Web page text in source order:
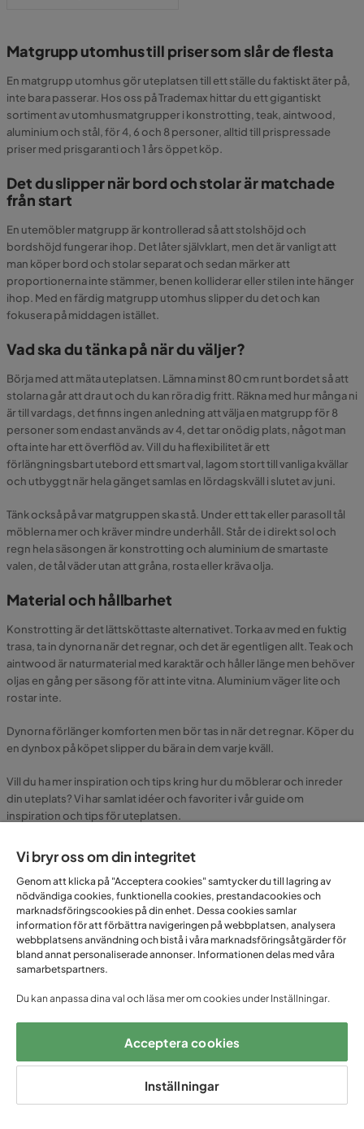
Matgrupp utomhus till priser som slår de flesta
En matgrupp utomhus gör uteplatsen till ett ställe du faktiskt äter på,
inte bara passerar. Hos oss på Trademax hittar du ett gigantiskt
sortiment av utomhusmatgrupper i konstrotting, teak, aintwood,
aluminium och stål, för 4, 6 och 8 personer, alltid till prispressade
priser med prisgaranti och 1 års öppet köp.
Det du slipper när bord och stolar är matchade
från start
En utemöbler matgrupp är kontrollerad så att stolshöjd och
bordshöjd fungerar ihop. Det låter självklart, men det är vanligt att
man köper bord och stolar separat och sedan märker att
proportionerna inte stämmer, benen kolliderar eller stilen inte hänger
ihop. Med en färdig matgrupp utomhus slipper du det och kan
fokusera på middagen istället.
Vad ska du tänka på när du väljer?
Börja med att mäta uteplatsen. Lämna minst 80 cm runt bordet så att
stolarna går att dra ut och du kan röra dig fritt. Räkna med hur många ni
är till vardags, det finns ingen anledning att välja en matgrupp för 8
personer som endast används av 4, det tar onödig plats, något man
ofta inte har ett överflöd av. Vill du ha flexibilitet är ett
förlängningsbart utebord ett smart val, lagom stort till vanliga kvällar
och utbyggt när hela gänget samlas en lördagskväll i slutet av juni.
Tänk också på var matgruppen ska stå. Under ett tak eller parasoll tål
möblerna mer och kräver mindre underhåll. Står de i direkt sol och
regn hela säsongen är konstrotting och aluminium de smartaste
valen, de tål väder utan att gråna, rosta eller kräva olja.
Material och hållbarhet
Konstrotting är det lättsköttaste alternativet. Torka av med en fuktig
trasa, ta in dynorna när det regnar, och det är egentligen allt. Teak och
aintwood är naturmaterial med karaktär och håller länge men behöver
oljas en gång per säsong för att inte vitna. Aluminium väger lite och
rostar inte.
Dynorna förlänger komforten men bör tas in när det regnar. Köper du
en dynbox på köpet slipper du bära in dem varje kväll.
Vill du ha mer inspiration och tips kring hur du möblerar och inreder
din uteplats? Vi har samlat idéer och favoriter i vår guide om
inspiration och tips för uteplatsen.
Blev matgruppen inte bra, ingen fara, du har 1 års öppet köp på dig.
Hittar du exakt samma modell billigare någon annanstans matchar vi
priset, det är vår prisgaranti och det håller vi.
Snygg och bekväm matgrupp
utomhus
Var kan jag ställa en matgrupp utomhus?
Hur sköter jag en matgrupp som står utomhus?
Vi bryr oss om din integritet
Genom att klicka på "Acceptera cookies" samtycker du till lagring av
nödvändiga cookies, funktionella cookies, prestandacookies och
marknadsföringscookies på din enhet. Dessa cookies samlar
information för att förbättra navigeringen på webbplatsen, analysera
webbplatsens användning och bistå i våra marknadsföringsåtgärder för
bland annat personaliserade annonser. Informationen delas med våra
samarbetspartners.
Du kan anpassa dina val och läsa mer om cookies under Inställningar.
Acceptera cookies
Inställningar